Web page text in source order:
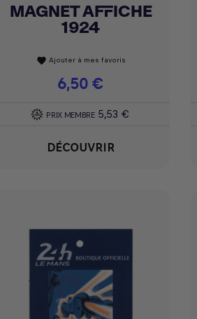
Achat express
MAGNET AFFICHE
1924
favorite Ajouter à mes favoris
Prix
6,50 €
PRIX MEMBRE 5,53 €
DÉCOUVRIR